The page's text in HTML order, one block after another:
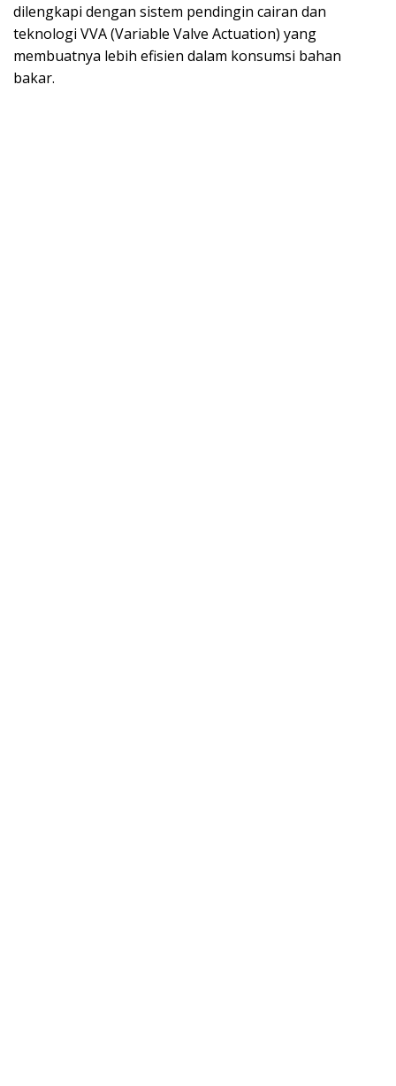
dilengkapi dengan sistem pendingin cairan dan
teknologi VVA (Variable Valve Actuation) yang
membuatnya lebih efisien dalam konsumsi bahan
bakar.